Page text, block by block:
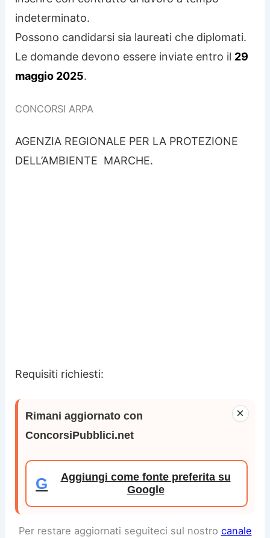
indeterminato.
Possono candidarsi sia laureati che diplomati.
Le domande devono essere inviate entro il 29
maggio 2025.
CONCORSI ARPA
AGENZIA REGIONALE PER LA PROTEZIONE
DELL’AMBIENTE MARCHE.
Requisiti richiesti:
×
Rimani aggiornato con
ConcorsiPubblici.net
G
Aggiungi come fonte preferita su
Google
Per restare aggiornati seguiteci sul nostro canale